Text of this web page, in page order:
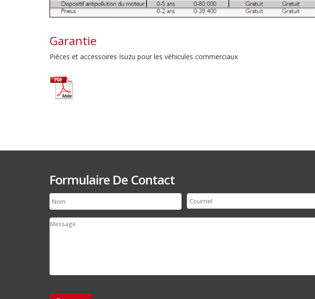
Garantie
Pièces et accessoires Isuzu pour les véhicules commerciaux
Formulaire De Contact